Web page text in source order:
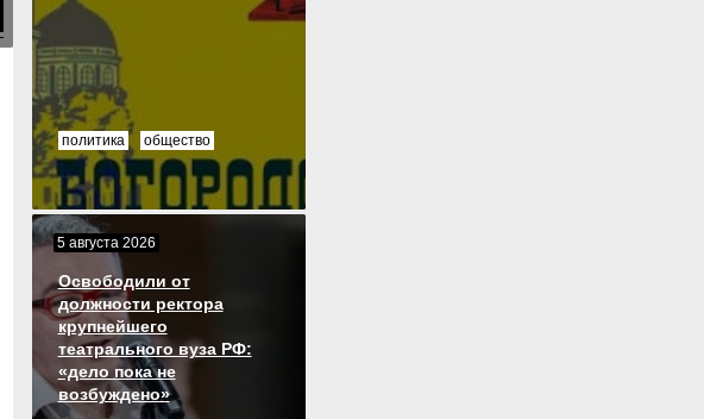
политика общество
5 августа 2026
Освободили от
должности ректора
крупнейшего
театрального вуза РФ:
«дело пока не
возбуждено»